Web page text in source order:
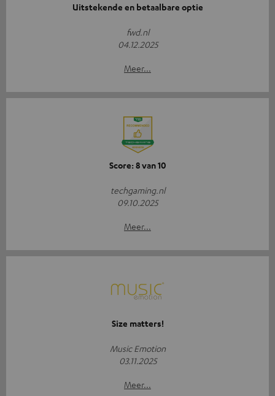
Uitstekende en betaalbare optie
fwd.nl
04.12.2025
Meer...
Score: 8 van 10
techgaming.nl
09.10.2025
Meer...
Size matters!
Music Emotion
03.11.2025
Meer...